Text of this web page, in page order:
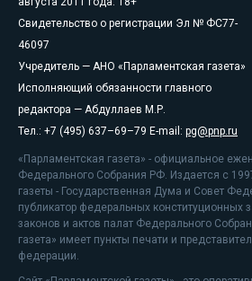
Свидетельство о регистрации Эл № ФС77-
46097
Учредитель — АНО «Парламентская газета»
Исполняющий обязанности главного
редактора — Абдуллаев М.Р.
Тел.: +7 (495) 637–69–79 E-mail: pg@pnp.ru
«Парламентская газета» - официальное
Федерального Собрания РФ. Издается с
газеты - Государственная Дума и Совет
публикатор федеральных конституционных
законов и актов палат Федерального
газета» имеет пункты печати и
федерации.